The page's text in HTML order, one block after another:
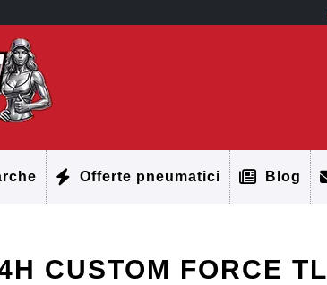
Offerte pneumatici Blog
CUSTOM FORCE TL